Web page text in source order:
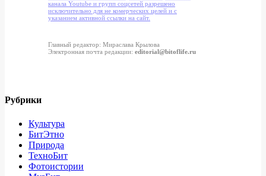
канала Youtube и групп соцсетей разрешено
исключительно для не комерческих целей и с
указанием активной ссылки на сайт.
Главный редактор: Мираслава Крылова
Электронная почта редакции: editorial@bitoflife.ru
Рубрики
Культура
БитЭтно
Природа
ТехноБит
Фотоистории